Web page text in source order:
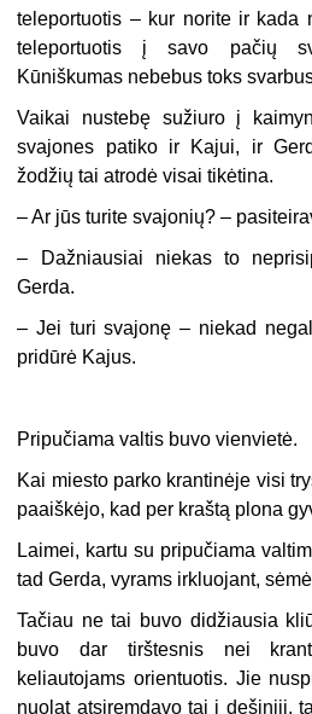
teleportuotis – kur norite ir kada
teleportuotis į savo pačių
Kūniškumas nebebus toks
Vaikai nustebę sužiuro į
svajones patiko ir Kajui, ir
žodžių tai atrodė visai tikėtina.
– Ar jūs turite svajonių? –
– Dažniausiai niekas to
Gerda.
– Jei turi svajonę – niekad
pridūrė Kajus.
Pripučiama valtis buvo vienvietė.
Kai miesto parko krantinėje visi
paaiškėjo, kad per kraštą plona
Laimei, kartu su pripučiama
tad Gerda, vyrams irkluojant,
Tačiau ne tai buvo didžiausia
buvo dar tirštesnis nei
keliautojams orientuotis. Jie
nuolat atsiremdavo tai į dešinįjį,